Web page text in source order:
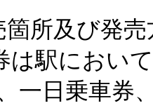
箇所及び発
駅におい
一日乗車券